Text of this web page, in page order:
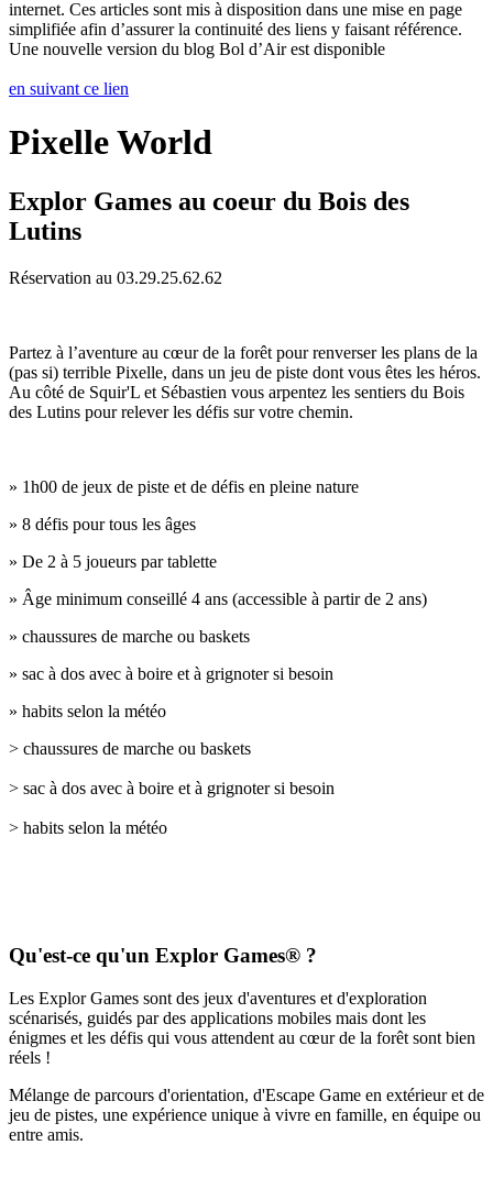
internet. Ces articles sont mis à disposition dans une mise en page
simplifiée afin d’assurer la continuité des liens y faisant référence.
Une nouvelle version du blog Bol d’Air est disponible
en suivant ce lien
Pixelle World
Explor Games au coeur du Bois des
Lutins
Réservation au 03.29.25.62.62
Partez à l’aventure au cœur de la forêt pour renverser les plans de la
(pas si) terrible Pixelle, dans un jeu de piste dont vous êtes les héros.
Au côté de Squir'L et Sébastien vous arpentez les sentiers du Bois
des Lutins pour relever les défis sur votre chemin.
» 1h00 de jeux de piste et de défis en pleine nature
» 8 défis pour tous les âges
» De 2 à 5 joueurs par tablette
» Âge minimum conseillé 4 ans (accessible à partir de 2 ans)
» chaussures de marche ou baskets
» sac à dos avec à boire et à grignoter si besoin
» habits selon la météo
> chaussures de marche ou baskets
> sac à dos avec à boire et à grignoter si besoin
> habits selon la météo
Qu'est-ce qu'un Explor Games® ?
Les Explor Games sont des jeux d'aventures et d'exploration
scénarisés, guidés par des applications mobiles mais dont les
énigmes et les défis qui vous attendent au cœur de la forêt sont bien
réels !
Mélange de parcours d'orientation, d'Escape Game en extérieur et de
jeu de pistes, une expérience unique à vivre en famille, en équipe ou
entre amis.